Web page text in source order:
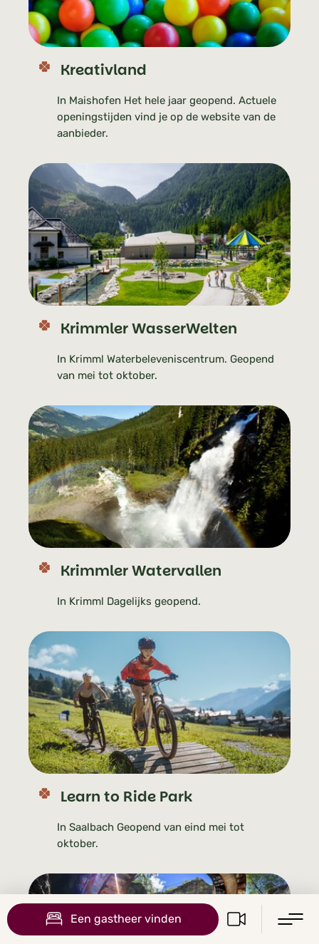
Een gastheer vinden
Kreativland
In Maishofen Het hele jaar geopend. Actuele
openingstijden vind je op de website van de
aanbieder.
Krimmler WasserWelten
In Krimml Waterbeleveniscentrum. Geopend
van mei tot oktober.
Krimmler Watervallen
In Krimml Dagelijks geopend.
Learn to Ride Park
In Saalbach Geopend van eind mei tot
oktober.